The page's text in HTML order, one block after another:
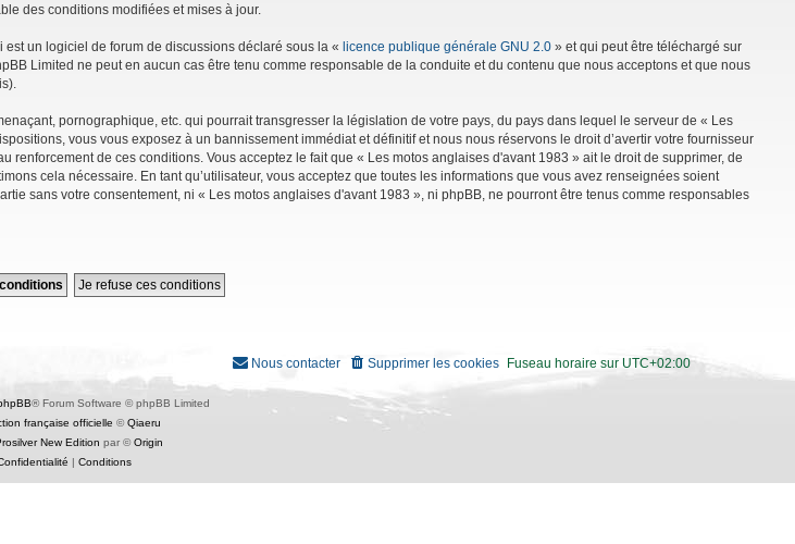
des conditions modifiées et mises à jour.
un logiciel de forum de discussions déclaré sous la « licence publique générale GNU 2.0 » et qui peut être téléchargé sur
Limited ne peut en aucun cas être tenu comme responsable de la conduite et du contenu que nous acceptons et que nous
pornographique, etc. qui pourrait transgresser la législation de votre pays, du pays dans lequel le serveur de « Les
vous vous exposez à un bannissement immédiat et définitif et nous nous réservons le droit d’avertir votre fournisseur
renforcement de ces conditions. Vous acceptez le fait que « Les motos anglaises d'avant 1983 » ait le droit de supprimer, de
cela nécessaire. En tant qu’utilisateur, vous acceptez que toutes les informations que vous avez renseignées soient
sans votre consentement, ni « Les motos anglaises d'avant 1983 », ni phpBB, ne pourront être tenus comme responsables
Fuseau horaire sur UTC+02:00
Supprimer les cookies
Nous contacter
® Forum Software © phpBB Limited
française officielle ©Qiaeru
New Edition par ©Origin
| Conditions